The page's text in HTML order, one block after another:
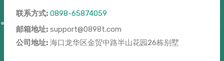
联系方式: 0898-65874059
邮箱地址: support@0898t.com
公司地址: 海口龙华区金贸中路半山花园26栋别墅